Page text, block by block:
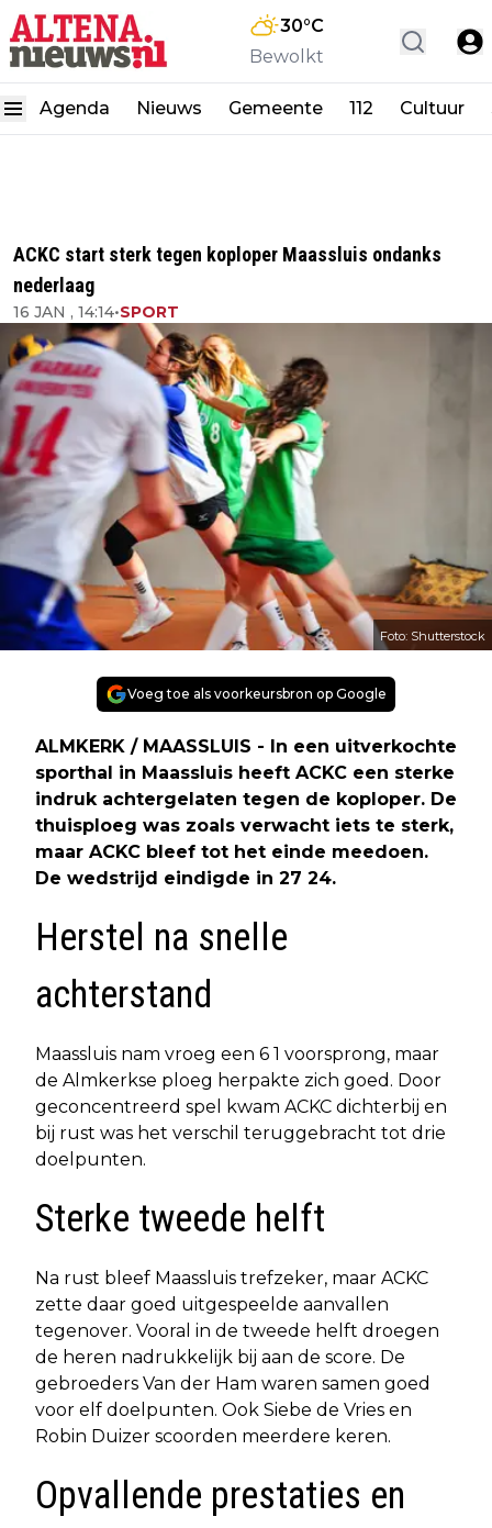
30°C
Bewolkt
Agenda Nieuws Gemeente 112 Cultuur
ACKC start sterk tegen koploper Maassluis ondanks
nederlaag
16 JAN , 14:14•SPORT
Foto: Shutterstock
Voeg toe als voorkeursbron op Google
ALMKERK / MAASSLUIS - In een uitverkochte
sporthal in Maassluis heeft ACKC een sterke
indruk achtergelaten tegen de koploper. De
thuisploeg was zoals verwacht iets te sterk,
maar ACKC bleef tot het einde meedoen.
De wedstrijd eindigde in 27 24.
Herstel na snelle
achterstand
Maassluis nam vroeg een 6 1 voorsprong, maar
de Almkerkse ploeg herpakte zich goed. Door
geconcentreerd spel kwam ACKC dichterbij en
bij rust was het verschil teruggebracht tot drie
doelpunten.
Sterke tweede helft
Na rust bleef Maassluis trefzeker, maar ACKC
zette daar goed uitgespeelde aanvallen
tegenover. Vooral in de tweede helft droegen
de heren nadrukkelijk bij aan de score. De
gebroeders Van der Ham waren samen goed
voor elf doelpunten. Ook Siebe de Vries en
Robin Duizer scoorden meerdere keren.
Opvallende prestaties en